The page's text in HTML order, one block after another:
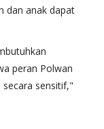
dan anak dapat
peran Polwan
sensitif,"